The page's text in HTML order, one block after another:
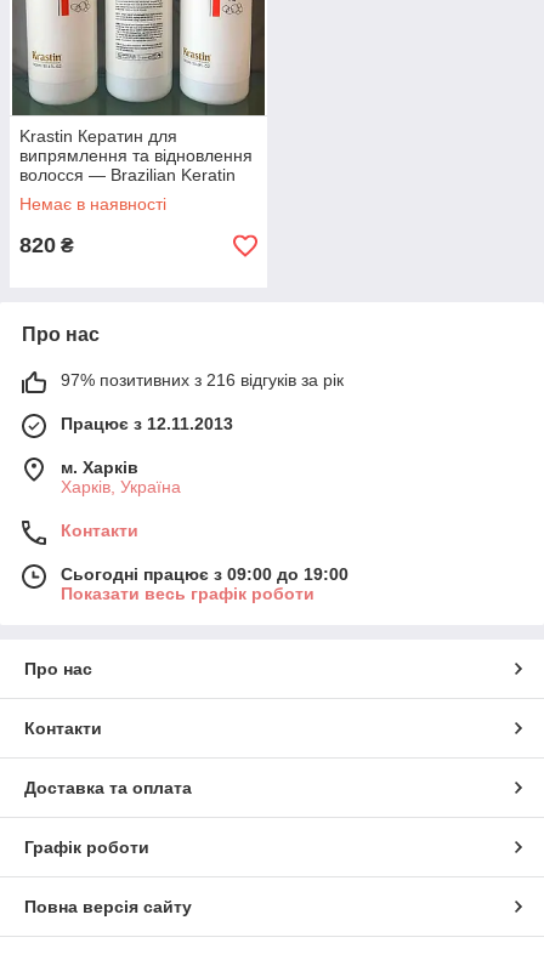
Krastin Кератин для
випрямлення та відновлення
волосся — Brazilian Keratin
Treatment 1000 мл
Немає в наявності
820 ₴
Про нас
97% позитивних з 216 відгуків за рік
Працює з 12.11.2013
м. Харків
Харків, Україна
Контакти
Сьогодні працює з 09:00 до 19:00
Показати весь графік роботи
Про нас
Контакти
Доставка та оплата
Графік роботи
Повна версія сайту